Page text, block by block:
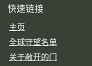
快速链接
主页
全球守望名单
关于敞开的门